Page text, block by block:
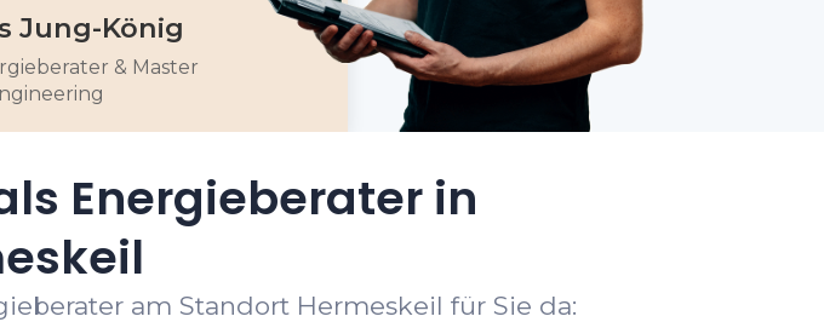
Jung-König
& Master
Energieberater in
am Standort Hermeskeil für Sie da: